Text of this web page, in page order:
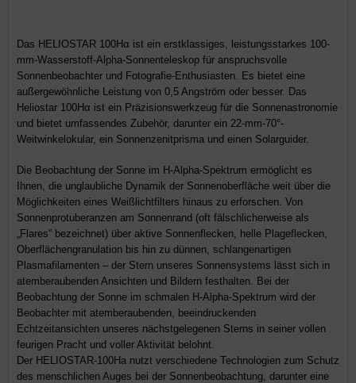
Das HELIOSTAR 100Hα ist ein erstklassiges, leistungsstarkes 100-
mm-Wasserstoff-Alpha-Sonnenteleskop für anspruchsvolle
Sonnenbeobachter und Fotografie-Enthusiasten. Es bietet eine
außergewöhnliche Leistung von 0,5 Angström oder besser. Das
Heliostar 100Hα ist ein Präzisionswerkzeug für die Sonnenastronomie
und bietet umfassendes Zubehör, darunter ein 22-mm-70°-
Weitwinkelokular, ein Sonnenzenitprisma und einen Solarguider.
Die Beobachtung der Sonne im H-Alpha-Spektrum ermöglicht es
Ihnen, die unglaubliche Dynamik der Sonnenoberfläche weit über die
Möglichkeiten eines Weißlichtfilters hinaus zu erforschen. Von
Sonnenprotuberanzen am Sonnenrand (oft fälschlicherweise als
„Flares“ bezeichnet) über aktive Sonnenflecken, helle Plageflecken,
Oberflächengranulation bis hin zu dünnen, schlangenartigen
Plasmafilamenten – der Stern unseres Sonnensystems lässt sich in
atemberaubenden Ansichten und Bildern festhalten. Bei der
Beobachtung der Sonne im schmalen H-Alpha-Spektrum wird der
Beobachter mit atemberaubenden, beeindruckenden
Echtzeitansichten unseres nächstgelegenen Sterns in seiner vollen
feurigen Pracht und voller Aktivität belohnt.
Der HELIOSTAR-100Ha nutzt verschiedene Technologien zum Schutz
des menschlichen Auges bei der Sonnenbeobachtung, darunter eine